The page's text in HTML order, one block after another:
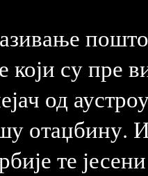
су пре
од
отаџбину.
те